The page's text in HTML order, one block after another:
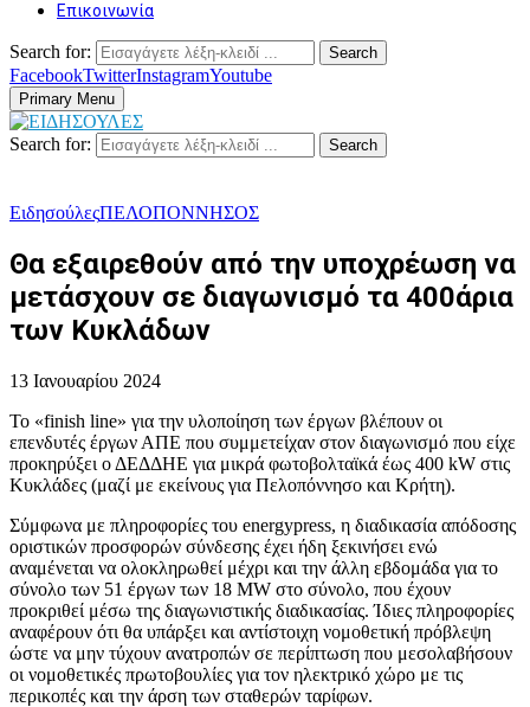
Επικοινωνία
Search for: Search
FacebookTwitterInstagramYoutube
Primary Menu
Search for: Search
ΕιδησούλεςΠΕΛΟΠΟΝΝΗΣΟΣ
Θα εξαιρεθούν από την υποχρέωση να
μετάσχουν σε διαγωνισμό τα 400άρια
των Κυκλάδων
13 Ιανουαρίου 2024
Το «finish line» για την υλοποίηση των έργων βλέπουν οι
επενδυτές έργων ΑΠΕ που συμμετείχαν στον διαγωνισμό που είχε
προκηρύξει ο ΔΕΔΔΗΕ για μικρά φωτοβολταϊκά έως 400 kW στις
Κυκλάδες (μαζί με εκείνους για Πελοπόννησο και Κρήτη).
Σύμφωνα με πληροφορίες του energypress, η διαδικασία απόδοσης
οριστικών προσφορών σύνδεσης έχει ήδη ξεκινήσει ενώ
αναμένεται να ολοκληρωθεί μέχρι και την άλλη εβδομάδα για το
σύνολο των 51 έργων των 18 MW στο σύνολο, που έχουν
προκριθεί μέσω της διαγωνιστικής διαδικασίας. Ίδιες πληροφορίες
αναφέρουν ότι θα υπάρξει και αντίστοιχη νομοθετική πρόβλεψη
ώστε να μην τύχουν ανατροπών σε περίπτωση που μεσολαβήσουν
οι νομοθετικές πρωτοβουλίες για τον ηλεκτρικό χώρο με τις
περικοπές και την άρση των σταθερών ταρίφων.